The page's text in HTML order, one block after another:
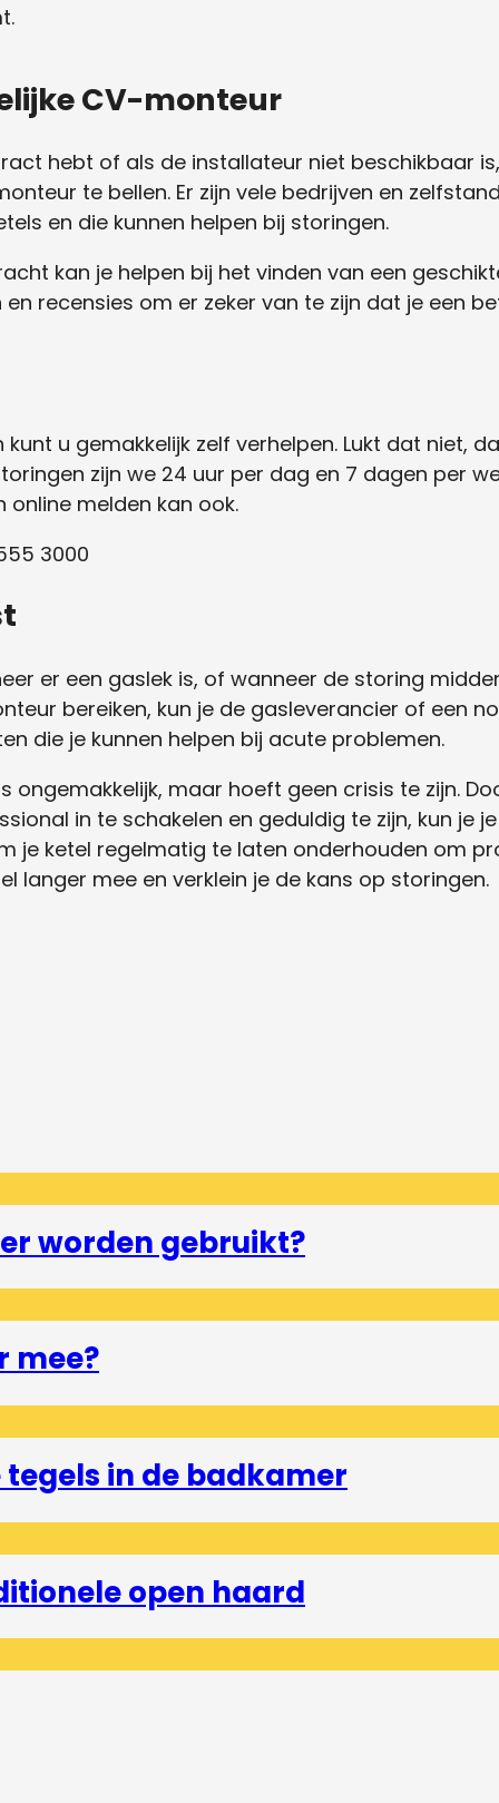
CV-monteur
hebt of als de installateur niet beschikbaar
te bellen. Er zijn vele bedrijven en
en die kunnen helpen bij storingen.
kan je helpen bij het vinden van een
recensies om er zeker van te zijn dat je een
u gemakkelijk zelf verhelpen. Lukt dat niet,
zijn we 24 uur per dag en 7 dagen per
melden kan ook.
3000
er een gaslek is, of wanneer de storing
bereiken, kun je de gasleverancier of een
die je kunnen helpen bij acute problemen.
ongemakkelijk, maar hoeft geen crisis te zijn.
in te schakelen en geduldig te zijn, kun je
je ketel regelmatig te laten onderhouden om
langer mee en verklein je de kans op storingen.
worden gebruikt?
mee?
in de badkamer
open haard